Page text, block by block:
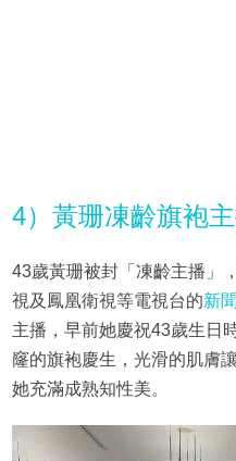
4）黃珊凍齡旗袍
43歲黃珊被封「凍齡主播」
視及鳳凰衛視等電視台的新
主播，早前她慶祝43歲生日
窿的旗袍慶生，光滑的肌膚
她充滿成熟知性美。